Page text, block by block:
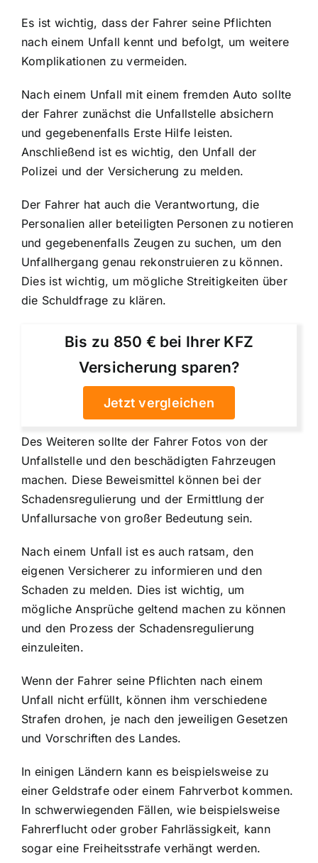
Es ist wichtig, dass der Fahrer seine Pflichten
nach einem Unfall kennt und befolgt, um weitere
Komplikationen zu vermeiden.
Nach einem Unfall mit einem fremden Auto sollte
der Fahrer zunächst die Unfallstelle absichern
und gegebenenfalls Erste Hilfe leisten.
Anschließend ist es wichtig, den Unfall der
Polizei und der Versicherung zu melden.
Der Fahrer hat auch die Verantwortung, die
Personalien aller beteiligten Personen zu notieren
und gegebenenfalls Zeugen zu suchen, um den
Unfallhergang genau rekonstruieren zu können.
Dies ist wichtig, um mögliche Streitigkeiten über
die Schuldfrage zu klären.
Bis zu 850 € bei Ihrer KFZ
Versicherung sparen?
Jetzt vergleichen
Des Weiteren sollte der Fahrer Fotos von der
Unfallstelle und den beschädigten Fahrzeugen
machen. Diese Beweismittel können bei der
Schadensregulierung und der Ermittlung der
Unfallursache von großer Bedeutung sein.
Nach einem Unfall ist es auch ratsam, den
eigenen Versicherer zu informieren und den
Schaden zu melden. Dies ist wichtig, um
mögliche Ansprüche geltend machen zu können
und den Prozess der Schadensregulierung
einzuleiten.
Wenn der Fahrer seine Pflichten nach einem
Unfall nicht erfüllt, können ihm verschiedene
Strafen drohen, je nach den jeweiligen Gesetzen
und Vorschriften des Landes.
In einigen Ländern kann es beispielsweise zu
einer Geldstrafe oder einem Fahrverbot kommen.
In schwerwiegenden Fällen, wie beispielsweise
Fahrerflucht oder grober Fahrlässigkeit, kann
sogar eine Freiheitsstrafe verhängt werden.